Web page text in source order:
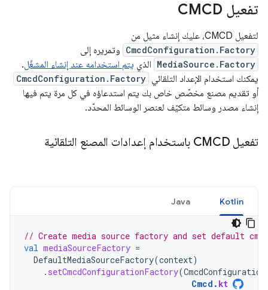
تفعيل CMCD
لتفعيل CMCD، عليك إنشاء مثيل من
CmcdConfiguration.Factory وتمريره إلى
MediaSource.Factory الذي يتم استخدامه عند إنشاء المشغّل.
يمكنك استخدام الإعداد التلقائي CmcdConfiguration.Factory
أو تقديم مصنع مخصّص خاص بك يتم استدعاؤه في كل مرة يتم فيها
إنشاء مصدر وسائط متكيّف لعنصر الوسائط المحدّد.
تفعيل CMCD باستخدام إعدادات المصنع التلقائية
Kotlin
Java
// Create media source factory and set default
val mediaSourceFactory =
DefaultMediaSourceFactory(context)
. setCmcdConfigurationFactory(CmcdConfiguration
Cmcd . kt